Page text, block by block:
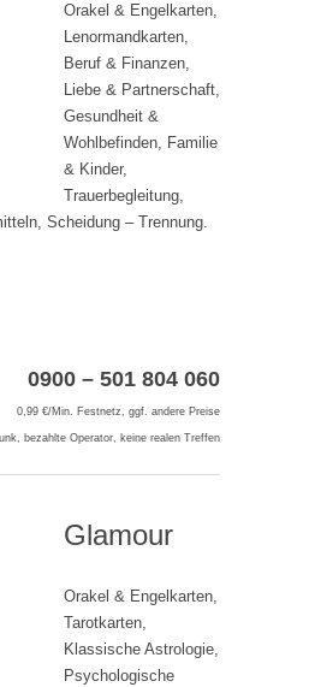
Orakel & Engelkarten,
Lenormandkarten,
Beruf & Finanzen,
Liebe & Partnerschaft,
Gesundheit &
Wohlbefinden, Familie
& Kinder,
Trauerbegleitung,
Scheidung – Trennung.
0900 – 501 804 060
0,99 €/Min. Festnetz, ggf. andere Preise
bezahlte Operator, keine realen Treffen
Glamour
Orakel & Engelkarten,
Tarotkarten,
Klassische Astrologie,
Psychologische